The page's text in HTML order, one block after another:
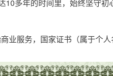
多年的时间里，始终坚守
业服务，国家证书（属于个人